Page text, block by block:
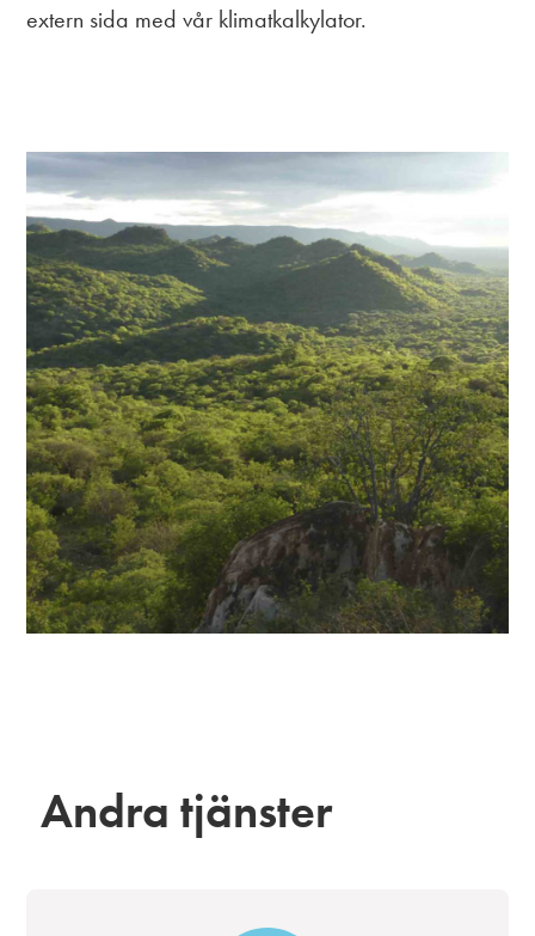
extern sida med vår klimatkalkylator.
Andra tjänster